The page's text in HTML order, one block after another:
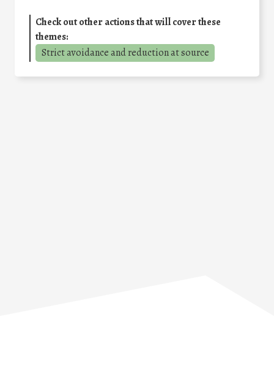
Check out other actions that will cover these
themes:
Strict avoidance and reduction at source